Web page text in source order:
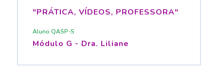
"PRÁTICA, VÍDEOS, PROFESSORA"
Aluno QASP-S
Módulo G - Dra. Liliane